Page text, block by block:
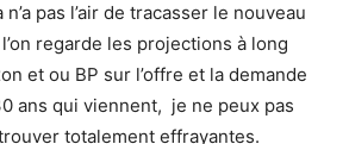
pas l’air de tracasser le nouveau
regarde les projections à long
et ou BP sur l’offre et la demande
ans qui viennent, je ne peux pas
totalement effrayantes.